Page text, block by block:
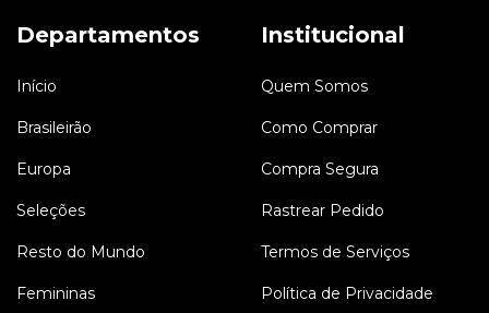
Departamentos
Início
Brasileirão
Europa
Seleções
Resto do Mundo
Femininas
Institucional
Quem Somos
Como Comprar
Compra Segura
Rastrear Pedido
Termos de Serviços
Política de Privacidade